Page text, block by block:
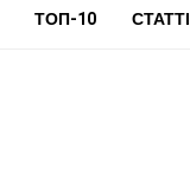
ТОП-10 СТАТТІ